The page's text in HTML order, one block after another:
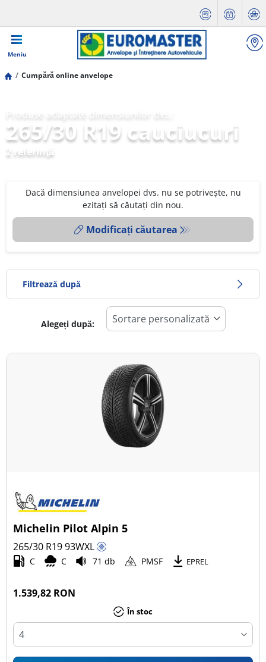
Meniu
Cumpără online anvelope
265/30 R19 cauciucuri
2 referinţă
Dacă dimensiunea anvelopei dvs. nu se potrivește, nu
ezitați să căutați din nou.
Modificați căutarea
Filtrează după
Toate tipurile (2)
Tip autovehicul
Toate tipurile (2)
Autoturism (2)
SUV (0)
Camionetă (0)
Rulotă autopropulsată (0)
Alegeți după:
Michelin Pilot Alpin 5
265/30 R1993WXL
C C 71 db PMSF EPREL
1.539,82 RON
În stoc